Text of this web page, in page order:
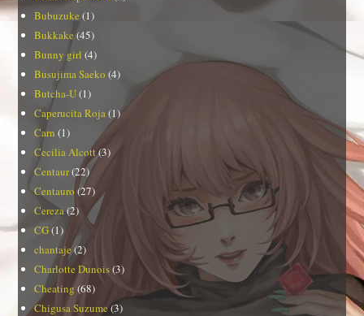
Bubuzuke (1)
Bukkake(45)
Bunny girl (4)
Busujima Saeko (4)
Butcha-U(1)
Caperucita Roja (1)
Carn (1)
Cecilia Alcott(3)
Centaur(22)
Centauro (27)
Cereza(2)
CG(1)
chantaje(2)
Charlotte Dunois(3)
Cheating (68)
Chigusa Suzume(3)